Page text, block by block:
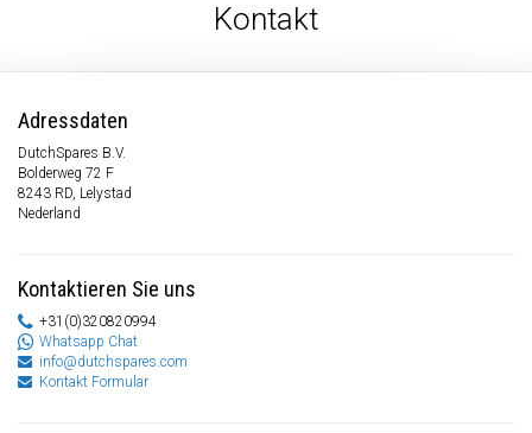
Kontakt
Adressdaten
DutchSpares B.V.
Bolderweg 72 F
8243 RD, Lelystad
Nederland
Kontaktieren Sie uns
+31(0)320820994
Whatsapp Chat
info@dutchspares.com
Kontakt Formular